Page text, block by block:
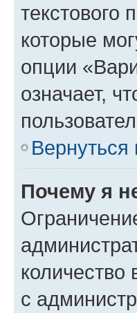
текстового
которые
опции
означает,
Вернуться
Почему я
с